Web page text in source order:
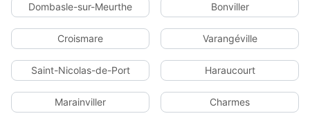
Dombasle-sur-Meurthe Bonviller
Croismare Varangéville
Saint-Nicolas-de-Port Haraucourt
Marainviller Charmes